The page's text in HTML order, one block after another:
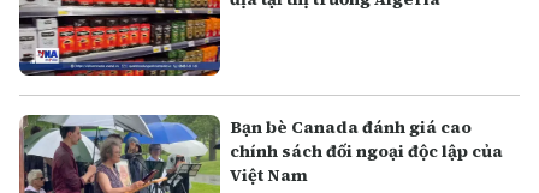
Bạn bè Canada đánh giá cao
chính sách đối ngoại độc lập của
Việt Nam